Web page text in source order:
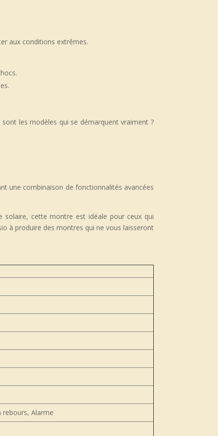
aux conditions extrêmes.
les modèles qui se démarquent vraiment ?
une combinaison de fonctionnalités avancées
solaire, cette montre est idéale pour ceux qui
à produire des montres qui ne vous laisseront
rebours, Alarme